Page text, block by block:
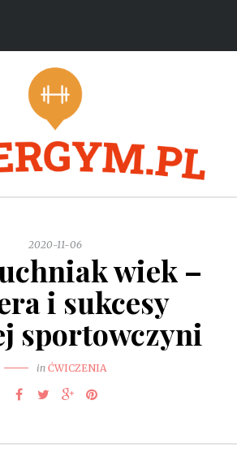
2020-11-06
wiek –
i sukcesy
sportowczyni
in ĆWICZENIA